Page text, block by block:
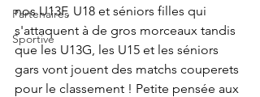
Partenaires
Sportive
nos U13F, U18 et séniors filles qui
s'attaquent à de gros morceaux tandis
que les U13G, les U15 et les séniors
gars vont jouent des matchs couperets
pour le classement ! Petite pensée aux